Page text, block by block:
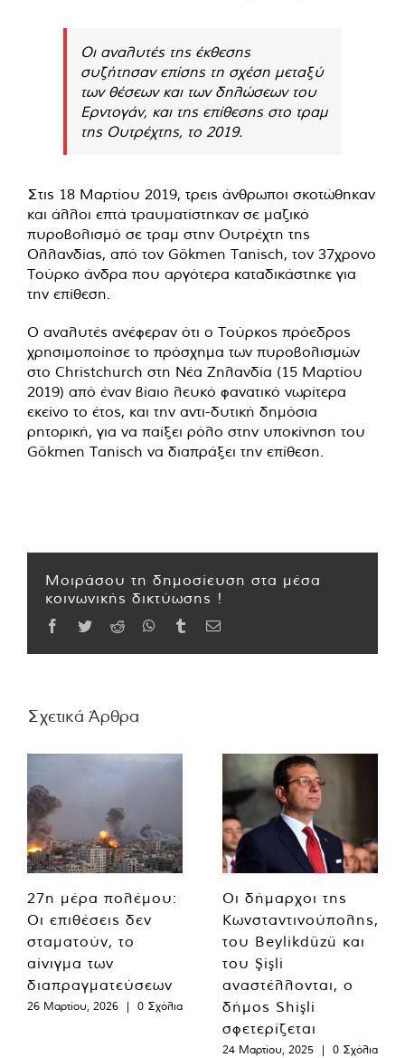
Οι αναλυτές της έκθεσης
συζήτησαν επίσης τη σχέση μεταξύ
των θέσεων και των δηλώσεων του
Ερντογάν, και της επίθεσης στο τραμ
της Ουτρέχτης, το 2019.
Στις 18 Μαρτίου 2019, τρεις άνθρωποι σκοτώθηκαν
και άλλοι επτά τραυματίστηκαν σε μαζικό
πυροβολισμό σε τραμ στην Ουτρέχτη της
Ολλανδίας, από τον Gökmen Tanisch, τον 37χρονο
Τούρκο άνδρα που αργότερα καταδικάστηκε για
την επίθεση.
Ο αναλυτές ανέφεραν ότι ο Τούρκος πρόεδρος
χρησιμοποίησε το πρόσχημα των πυροβολισμών
στο Christchurch στη Νέα Ζηλανδία (15 Μαρτίου
2019) από έναν βίαιο λευκό φανατικό νωρίτερα
εκείνο το έτος, και την αντι-δυτική δημόσια
ρητορική, για να παίξει ρόλο στην υποκίνηση του
Gökmen Tanisch να διαπράξει την επίθεση.
Μοιράσου τη δημοσίευση στα μέσα
κοινωνικής δικτύωσης !
Facebook
TwitterReddit WhatsApp
TumblrEmail
Σχετικά Άρθρα
27η μέρα πολέμου:
Οι επιθέσεις δεν
σταματούν, το
αίνιγμα των
διαπραγματεύσεων
26 Μαρτίου, 2026 | 0 Σχόλια
Οι δήμαρχοι της
Κωνσταντινούπολης,
του Beylikdüzü και
του Şişli
αναστέλλονται, ο
δήμος Shişli
σφετερίζεται
24 Μαρτίου, 2025 | 0 Σχόλια